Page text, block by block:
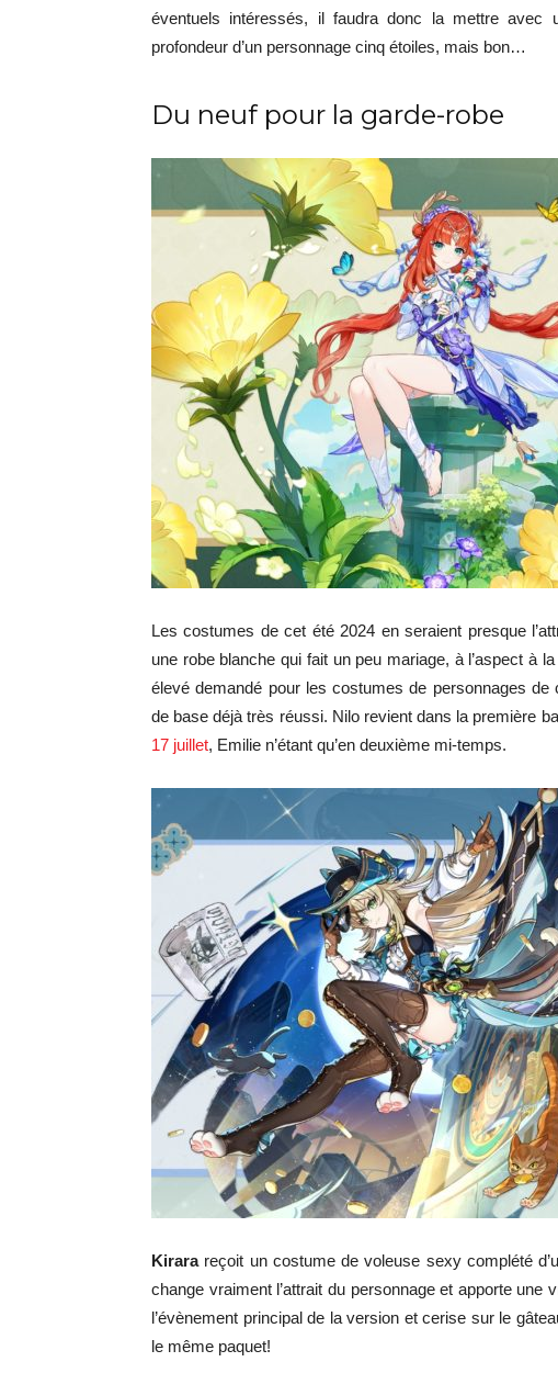
éventuels intéressés, il faudra donc la mettre
profondeur d’un personnage cinq étoiles, mais bon…
Du neuf pour la garde-robe
Les costumes de cet été 2024 en seraient presque
une robe blanche qui fait un peu mariage, à l’aspect à
élevé demandé pour les costumes de personnages
de base déjà très réussi. Nilo revient dans la première
17 juillet, Emilie n’étant qu’en deuxième mi-temps.
Kirarareçoit un costume de voleuse sexy complété
change vraiment l’attrait du personnage et apporte
l’évènement principal de la version et cerise sur le
le même paquet!